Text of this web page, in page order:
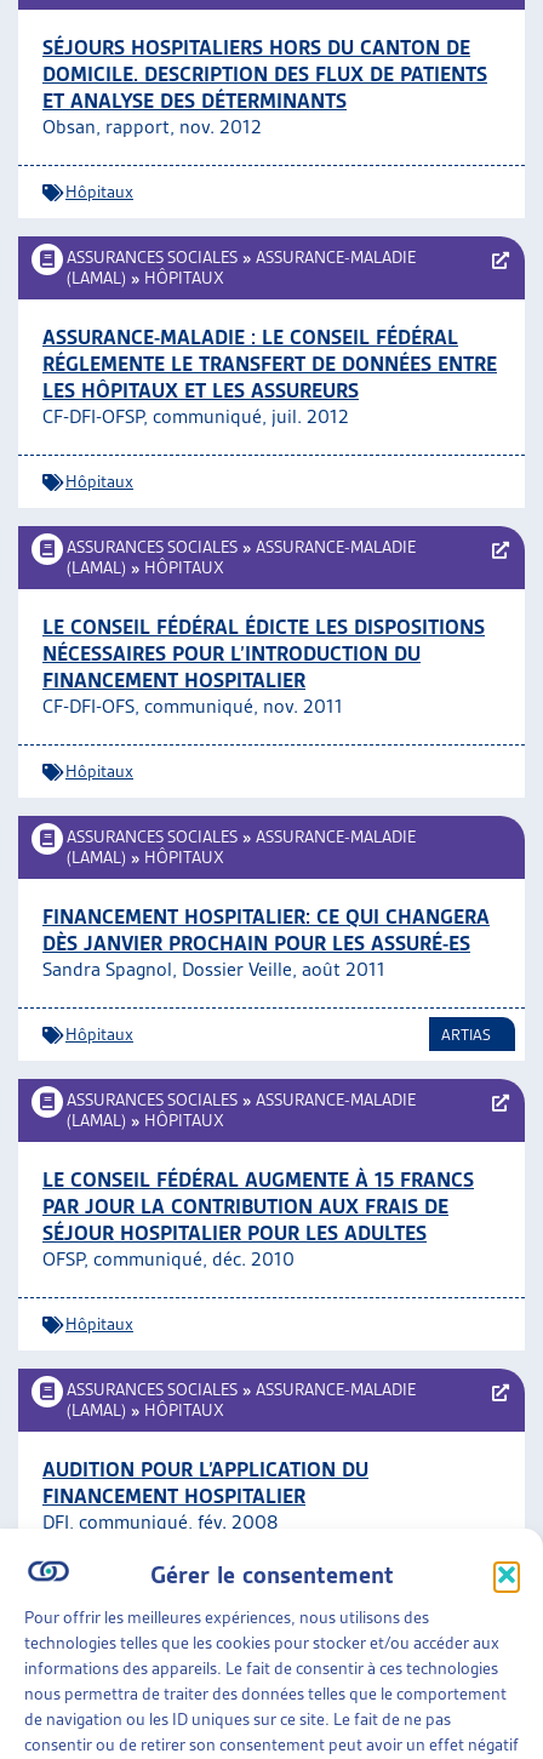
Gérer le consentement
Pour offrir les meilleures expériences, nous utilisons des
technologies telles que les cookies pour stocker et/ou accéder aux
informations des appareils. Le fait de consentir à ces technologies
nous permettra de traiter des données telles que le comportement
de navigation ou les ID uniques sur ce site. Le fait de ne pas
consentir ou de retirer son consentement peut avoir un effet négatif
SÉJOURS HOSPITALIERS HORS DU CANTON DE
DOMICILE. DESCRIPTION DES FLUX DE PATIENTS
ET ANALYSE DES DÉTERMINANTS
Obsan, rapport, nov. 2012
Hôpitaux
ASSURANCES SOCIALES » ASSURANCE-MALADIE
(LAMAL) » HÔPITAUX
ASSURANCE-MALADIE : LE CONSEIL FÉDÉRAL
RÉGLEMENTE LE TRANSFERT DE DONNÉES ENTRE
LES HÔPITAUX ET LES ASSUREURS
CF-DFI-OFSP, communiqué, juil. 2012
Hôpitaux
ASSURANCES SOCIALES » ASSURANCE-MALADIE
(LAMAL) » HÔPITAUX
LE CONSEIL FÉDÉRAL ÉDICTE LES DISPOSITIONS
NÉCESSAIRES POUR L’INTRODUCTION DU
FINANCEMENT HOSPITALIER
CF-DFI-OFS, communiqué, nov. 2011
Hôpitaux
ASSURANCES SOCIALES » ASSURANCE-MALADIE
(LAMAL) » HÔPITAUX
FINANCEMENT HOSPITALIER: CE QUI CHANGERA
DÈS JANVIER PROCHAIN POUR LES ASSURÉ-ES
Sandra Spagnol, Dossier Veille, août 2011
Hôpitaux ARTIAS
ASSURANCES SOCIALES » ASSURANCE-MALADIE
(LAMAL) » HÔPITAUX
LE CONSEIL FÉDÉRAL AUGMENTE À 15 FRANCS
PAR JOUR LA CONTRIBUTION AUX FRAIS DE
SÉJOUR HOSPITALIER POUR LES ADULTES
OFSP, communiqué, déc. 2010
Hôpitaux
ASSURANCES SOCIALES » ASSURANCE-MALADIE
(LAMAL) » HÔPITAUX
AUDITION POUR L’APPLICATION DU
FINANCEMENT HOSPITALIER
DFI, communiqué, fév. 2008
ASSURANCES SOCIALES»ASSURANCE-MALADIE
(LAMAL)»HÔPITAUX
RÉVISION PARTIELLE LAMAL – FINANCEMENT